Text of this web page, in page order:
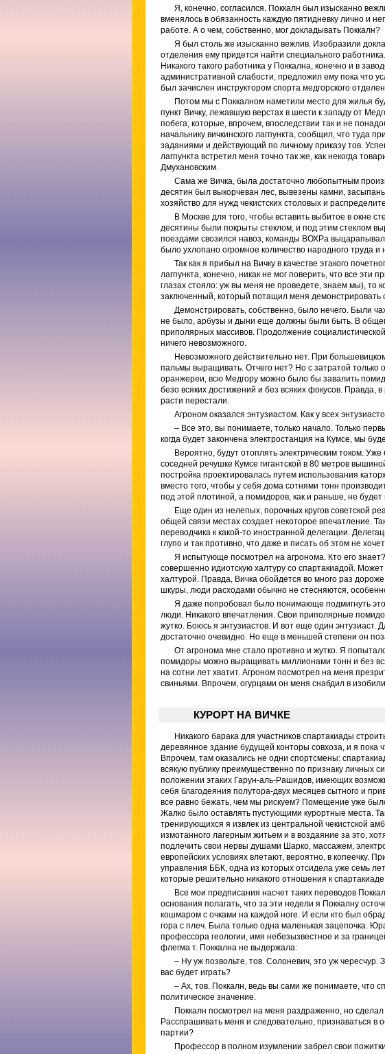
Я, конечно, согласился. Поккалн был изысканно
вменялось в обязанность каждую пятидневку лично и
работе. А о чем, собственно, мог докладывать Поккалн?
Я был столь же изысканно вежлив. Изобразили
отделения ему придется найти специального
Никакого такого работника у Поккална, конечно и в
административной слабости, предложил ему пока что
был зачислен инструктором спорта медгорского
Потом мы с Поккалном наметили место для жилья
пункт Вичку, лежавшую верстах в шести к западу от
побега, которые, впрочем, впоследствии так и не
начальнику вичкинского лагпункта, сообщил, что туда
заданиями и действующий по личному приказу тов.
лагпункта встретил меня точно так же, как некогда
Дмухановским.
Сама же Вичка, была достаточно любопытным
десятин был выкорчеван лес, вывезены камни,
хозяйство для нужд чекистских столовых и
В Москве для того, чтобы вставить выбитое в окне
десятины были покрыты стеклом, и под этим стеклом
поездами свозился навоз, команды ВОХРа
было ухлопано огромное количество народного труда и
Так как я прибыл на Вичку в качестве этакого
лагпункта, конечно, никак не мог поверить, что все эти
глазах стояло: уж вы меня не проведете, знаем мы), то
заключенный, который потащил меня демонстрировать
Демонстрировать, собственно, было нечего. Были
не было, арбузы и дыни еще должны были быть. В
приполярных массивов. Продолжение
ничего невозможного.
Невозможного действительно нет. При
пальмы выращивать. Отчего нет? Но с затратой только
оранжереи, всю Медгору можно было бы завалить
безо всяких достижений и без всяких фокусов. Правда,
расти перестали.
Агроном оказался энтузиастом. Как у всех
– Все это, вы понимаете, только начало. Только
когда будет закончена электростанция на Кумсе, мы
Вероятно, будут отоплять электрическим током.
соседней речушке Кумсе гигантской в 80 метров
постройка проектировалась путем использования
вместо того, чтобы у себя дома сотнями тонн
под этой плотиной, а помидоров, как и раньше, не будет
Еще один из нелепых, порочных кругов советской
общей связи местах создает некоторое впечатление.
переводчика к какой-то иностранной делегации.
глупо и так противно, что даже и писать об этом не
Я испытующе посмотрел на агронома. Кто его
совершенно идиотскую халтуру со спартакиадой.
халтурой. Правда, Вичка обойдется во много раз
шкуры, люди расходами обычно не стесняются,
Я даже попробовал было понимающе подмигнуть
люди. Никакого впечатления. Свои приполярные
жутко. Боюсь я энтузиастов. И вот еще один энтузиаст.
достаточно очевидно. Но еще в меньшей степени он
От агронома мне стало противно и жутко. Я
помидоры можно выращивать миллионами тонн и без
на сотни лет хватит. Агроном посмотрел на меня
свиньями. Впрочем, огурцами он меня снабдил в
КУРОРТ НА ВИЧКЕ
Никакого барака для участников спартакиады
деревянное здание будущей конторы совхоза, и я пока
Впрочем, там оказались не одни спортсмены:
всякую публику преимущественно по признаку личных
положении этаких Гарун-аль-Рашидов, имеющих
себя благодеяния полутора-двух месяцев сытного и
все равно бежать, чем мы рискуем? Помещение уже
Жалко было оставлять пустующими курортные места.
тренирующихся я извлек из центральной чекистской
измотанного лагерным житьем и в воздаяние за это,
подлечить свои нервы душами Шарко, массажем,
европейских условиях влетают, вероятно, в копеечку.
управления ББК, одна из которых отсидела уже семь
которые решительно никакого отношения к
Все мои предписания насчет таких переводов
основания полагать, что за эти недели я Поккалну
кошмаром с очками на каждой ноге. И если кто был
гора с плеч. Была только одна маленькая зацепочка.
профессора геологии, имя небезызвестное и за
флегма т. Поккална не выдержала:
– Ну уж позвольте, тов. Солоневич, это уж
вас будет играть?
– Ах, тов. Поккалн, ведь вы сами же понимаете, что
политическое значение.
Поккалн посмотрел на меня раздраженно, но
Расспрашивать меня и следовательно, признаваться в
партии?
Профессор в полном изумлении забрел свои